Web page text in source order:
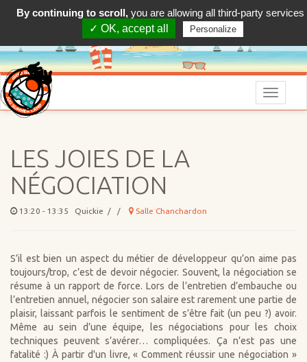
Menu
LES JOIES DE LA
NÉGOCIATION
13:20 - 13:35 Quickie / / Salle Chanchardon
S’il est bien un aspect du métier de développeur qu’on aime pas
toujours/trop, c’est de devoir négocier. Souvent, la négociation se
résume à un rapport de force. Lors de l’entretien d’embauche ou
l’entretien annuel, négocier son salaire est rarement une partie de
plaisir, laissant parfois le sentiment de s’être fait (un peu ?) avoir.
Même au sein d’une équipe, les négociations pour les choix
techniques peuvent s’avérer… compliquées. Ça n’est pas une
fatalité :) À partir d'un livre, « Comment réussir une négociation »
By continuing to scroll, you are allowing all third-party services
✓ OK, accept all
Personalize